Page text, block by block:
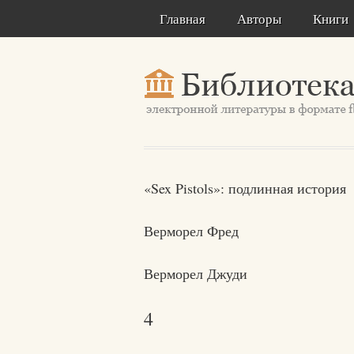
Главная Авторы Книги
«Sex Pistols»: подлинная история
Верморел Фред
Верморел Джуди
4